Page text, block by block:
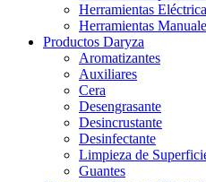
Herramientas
Herramientas
Productos Daryza
Aromatizantes
Auxiliares
Cera
Desengrasante
Desincrustante
Desinfectante
Limpieza de
Guantes